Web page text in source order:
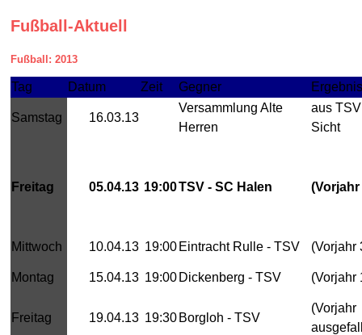
Fußball-Aktuell
Fußball: 2013
Tag Datum Zeit Gegner Ergebnis
Samstag 16.03.13
Versammlung Alte
Herren
aus TSV
Sicht
Freitag 05.04.13 19:00TSV - SC Halen (Vorjahr
Mittwoch 10.04.13 19:00 Eintracht Rulle - TSV (Vorjahr
Montag 15.04.13 19:00 Dickenberg - TSV (Vorjahr
Freitag 19.04.13 19:30 Borgloh - TSV
(Vorjahr